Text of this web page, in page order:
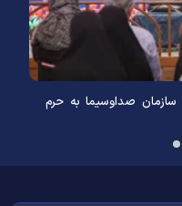
صداوسیما به حرم